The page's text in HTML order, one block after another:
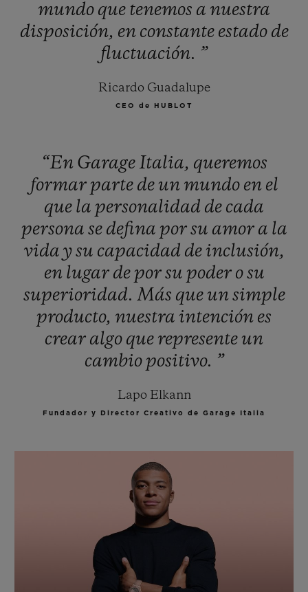
mundo que tenemos a nuestra
disposición, en constante estado de
fluctuación. ”
Ricardo Guadalupe
CEO de HUBLOT
“En GarageItalia, queremos
formarparte deun mundo en el
que la personalidad de cada
persona se defina porsu amor a la
vida ysu capacidad deinclusión,
en lugar deporsu poder osu
superioridad. Más queunsimple
producto, nuestra intención es
crear algo que representeun
cambiopositivo. ”
Lapo Elkann
Fundador y Director Creativo de Garage Italia